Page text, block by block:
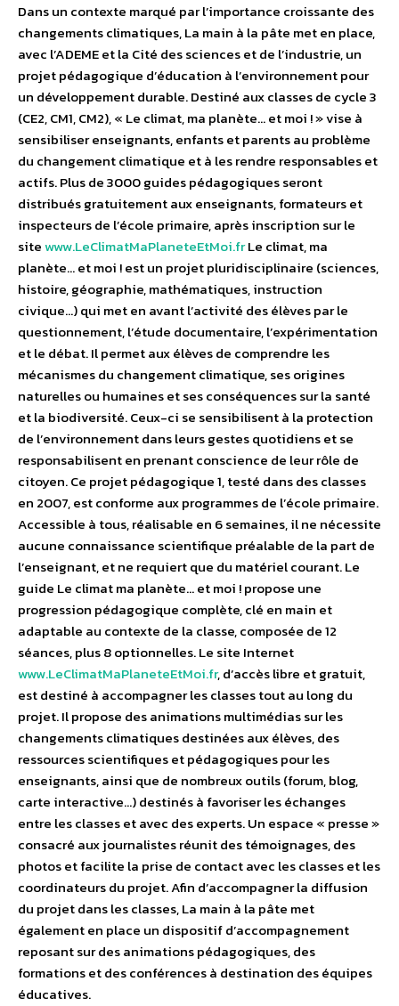
Dans un contexte marqué par l’importance croissante des
changements climatiques, La main à la pâte met en place,
avec l’ADEME et la Cité des sciences et de l’industrie, un
projet pédagogique d’éducation à l’environnement pour
un développement durable. Destiné aux classes de cycle 3
(CE2, CM1, CM2), « Le climat, ma planète… et moi ! » vise à
sensibiliser enseignants, enfants et parents au problème
du changement climatique et à les rendre responsables et
actifs. Plus de 3000 guides pédagogiques seront
distribués gratuitement aux enseignants, formateurs et
inspecteurs de l’école primaire, après inscription sur le
sitewww.LeClimatMaPlaneteEtMoi.frLe climat, ma
planète… et moi ! est un projet pluridisciplinaire (sciences,
histoire, géographie, mathématiques, instruction
civique…) qui met en avant l’activité des élèves par le
questionnement, l’étude documentaire, l’expérimentation
et le débat. Il permet aux élèves de comprendre les
mécanismes du changement climatique, ses origines
naturelles ou humaines et ses conséquences sur la santé
et la biodiversité. Ceux-ci se sensibilisent à la protection
de l’environnement dans leurs gestes quotidiens et se
responsabilisent en prenant conscience de leur rôle de
citoyen. Ce projet pédagogique 1, testé dans des classes
en 2007, est conforme aux programmes de l’école primaire.
Accessible à tous, réalisable en 6 semaines, il ne nécessite
aucune connaissance scientifique préalable de la part de
l’enseignant, et ne requiert que du matériel courant. Le
guide Le climat ma planète… et moi ! propose une
progression pédagogique complète, clé en main et
adaptable au contexte de la classe, composée de 12
séances, plus 8 optionnelles. Le site Internet
www.LeClimatMaPlaneteEtMoi.fr, d’accès libre et gratuit,
est destiné à accompagner les classes tout au long du
projet. Il propose des animations multimédias sur les
changements climatiques destinées aux élèves, des
ressources scientifiques et pédagogiques pour les
enseignants, ainsi que de nombreux outils (forum, blog,
carte interactive…) destinés à favoriser les échanges
entre les classes et avec des experts. Un espace « presse »
consacré aux journalistes réunit des témoignages, des
photos et facilite la prise de contact avec les classes et les
coordinateurs du projet. Afin d’accompagner la diffusion
du projet dans les classes, La main à la pâte met
également en place un dispositif d’accompagnement
reposant sur des animations pédagogiques, des
formations et des conférences à destination des équipes
éducatives.